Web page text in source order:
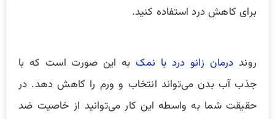
برای کاهش درد استفاده کنید.
روند درمان زانو درد با نمکبه این صورت است که با
جذب آب بدن می‌تواند انتخاب و ورم را کاهش دهد. در
حقیقت شما به واسطه این کار می‌توانید از خاصیت ضد